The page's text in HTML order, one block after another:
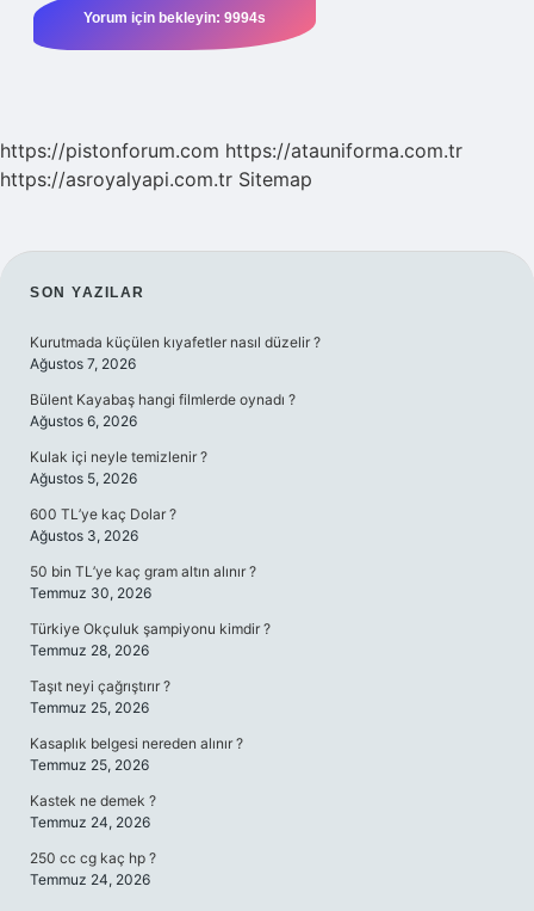
https://pistonforum.com https://atauniforma.com.tr
https://asroyalyapi.com.tr Sitemap
SIDEBAR
SON YAZILAR
Kurutmada küçülen kıyafetler nasıl düzelir ?
Ağustos 7, 2026
Bülent Kayabaş hangi filmlerde oynadı ?
Ağustos 6, 2026
Kulak içi neyle temizlenir ?
Ağustos 5, 2026
600 TL’ye kaç Dolar ?
Ağustos 3, 2026
50 bin TL’ye kaç gram altın alınır ?
Temmuz 30, 2026
Türkiye Okçuluk şampiyonu kimdir ?
Temmuz 28, 2026
Taşıt neyi çağrıştırır ?
Temmuz 25, 2026
Kasaplık belgesi nereden alınır ?
Temmuz 25, 2026
Kastek ne demek ?
Temmuz 24, 2026
250 cc cg kaç hp ?
Temmuz 24, 2026